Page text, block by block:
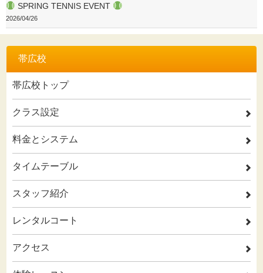
SPRING TENNIS EVENT
2026/04/26
帯広校
帯広校トップ
クラス設定 2
料金とシステム 2
タイムテーブル 2
スタッフ紹介 2
レンタルコート 2
アクセス 2